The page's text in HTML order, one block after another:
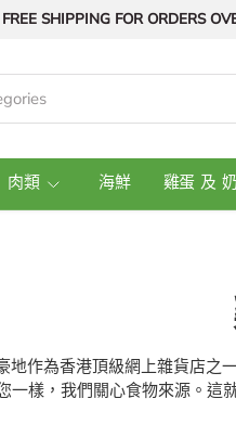
FREE SHIPPING FOR ORDERS
肉類 海鮮 雞蛋 及
地作為香港頂級網上雜貨店之
一樣，我們關心食物來源。這